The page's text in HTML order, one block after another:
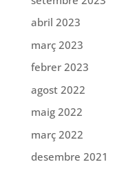
abril 2023
març 2023
febrer 2023
agost 2022
maig 2022
març 2022
desembre 2021